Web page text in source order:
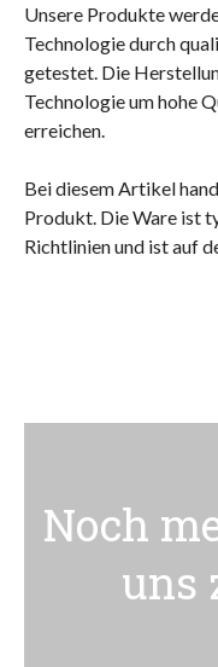
Unsere Produkte
Technologie durch
getestet. Die
Technologie um hohe
erreichen.
Bei diesem Artikel
Produkt. Die Ware ist
Richtlinien und ist auf
Noch
uns